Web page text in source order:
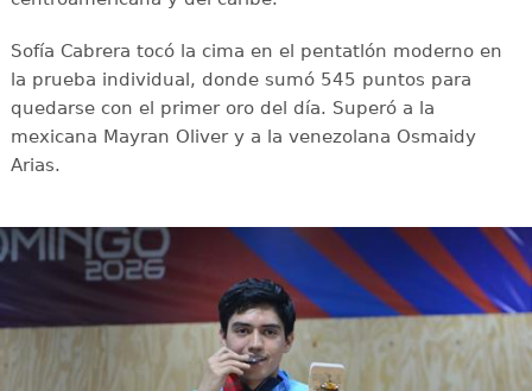
Sofía Cabrera tocó la cima en el pentatlón moderno en
la prueba individual, donde sumó 545 puntos para
quedarse con el primer oro del día. Superó a la
mexicana Mayran Oliver y a la venezolana Osmaidy
Arias.